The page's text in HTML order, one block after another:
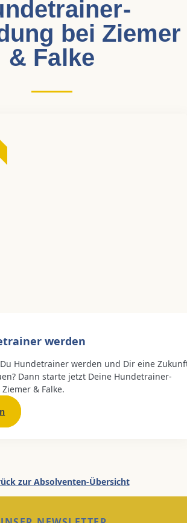
bei Ziemer
& Falke
werden
Hundetrainer werden und Dir eine
Dann starte jetzt Deine Hundetrainer-
& Falke.
zur Absolventen-Übersicht